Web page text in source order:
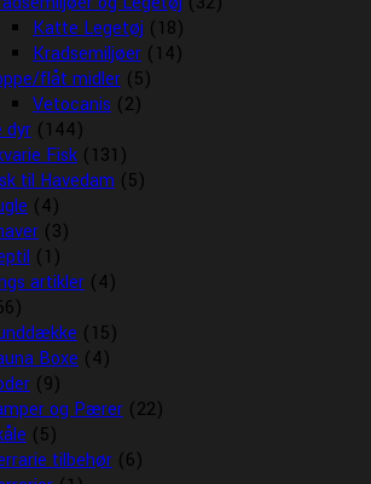
Katte Legetøj (18)
Kradsemiljøer (14)
flåt midler (5)
Vetocanis (2)
dyr (144)
Fisk (131)
til Havedam (5)
(4)
(3)
(1)
artikler (4)
(15)
Boxe (4)
(9)
og Pærer (22)
(5)
tilbehør (6)